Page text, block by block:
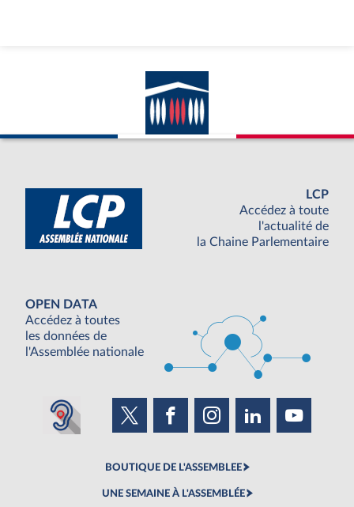
LCP
Accédez à toute
l'actualité de
la Chaine Parlementaire
OPEN DATA
Accédez à toutes
les données de
l'Assemblée nationale
BOUTIQUE DE L'ASSEMBLEE
UNE SEMAINE À L'ASSEMBLÉE